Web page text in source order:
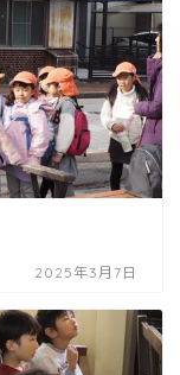
2025年3月7日